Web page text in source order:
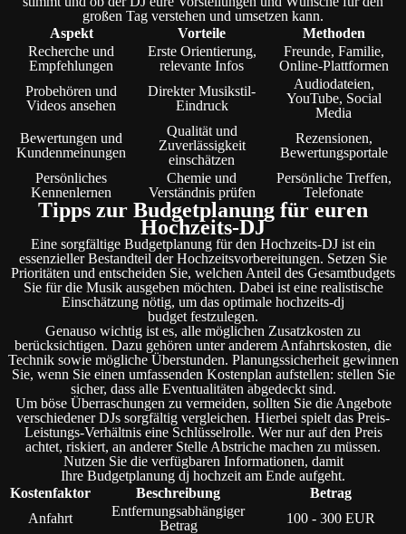
großen Tag verstehen und umsetzen kann.
Aspekt
Vorteile
Methoden
Recherche und
Empfehlungen
Erste Orientierung,
relevante Infos
Freunde, Familie,
Online-Plattformen
Probehören und
Videos ansehen
Direkter Musikstil-
Eindruck
Audiodateien,
YouTube, Social
Media
Bewertungen und
Kundenmeinungen
Qualität und
Zuverlässigkeit
einschätzen
Rezensionen,
Bewertungsportale
Persönliches
Kennenlernen
Chemie und
Verständnis prüfen
Persönliche Treffen,
Telefonate
Tipps zur Budgetplanung für euren
Hochzeits-DJ
Eine sorgfältige Budgetplanung für den Hochzeits-DJ ist ein
essenzieller Bestandteil der Hochzeitsvorbereitungen. Setzen Sie
Prioritäten und entscheiden Sie, welchen Anteil des Gesamtbudgets
Sie für die Musik ausgeben möchten. Dabei ist eine realistische
Einschätzung nötig, um das optimale hochzeits-dj
budget festzulegen.
Genauso wichtig ist es, alle möglichen Zusatzkosten zu
berücksichtigen. Dazu gehören unter anderem Anfahrtskosten, die
Technik sowie mögliche Überstunden. Planungssicherheit gewinnen
Sie, wenn Sie einen umfassenden Kostenplan aufstellen: stellen Sie
sicher, dass alle Eventualitäten abgedeckt sind.
Um böse Überraschungen zu vermeiden, sollten Sie die Angebote
verschiedener DJs sorgfältig vergleichen. Hierbei spielt das Preis-
Leistungs-Verhältnis eine Schlüsselrolle. Wer nur auf den Preis
achtet, riskiert, an anderer Stelle Abstriche machen zu müssen.
Nutzen Sie die verfügbaren Informationen, damit
Ihre Budgetplanung dj hochzeit am Ende aufgeht.
Kostenfaktor
Beschreibung
Betrag
Anfahrt
Entfernungsabhängiger
Betrag
100 - 300 EUR